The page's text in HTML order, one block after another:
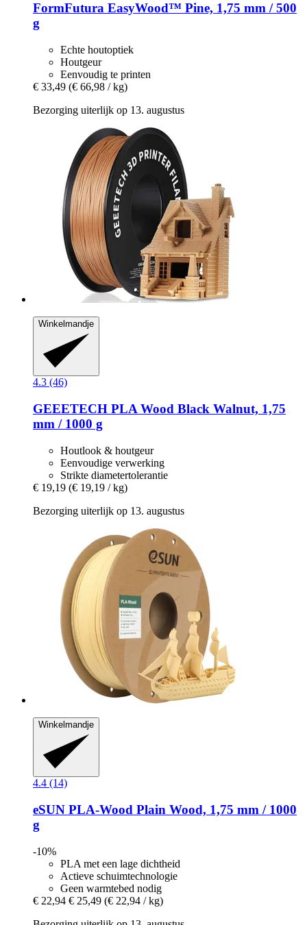
FormFutura EasyWood™ Pine, 1,75 mm / 500
g
Echte houtoptiek
Houtgeur
Eenvoudig te printen
€ 33,49 (€ 66,98 / kg)
Bezorging uiterlijk op 13. augustus
Winkelmandje
4.3 (46)
GEEETECH PLA Wood Black Walnut, 1,75
mm / 1000 g
Houtlook & houtgeur
Eenvoudige verwerking
Strikte diametertolerantie
€ 19,19 (€ 19,19 / kg)
Bezorging uiterlijk op 13. augustus
Winkelmandje
4.4 (14)
eSUN PLA-​Wood Plain Wood, 1,75 mm / 1000
g
-10%
PLA met een lage dichtheid
Actieve schuimtechnologie
Geen warmtebed nodig
€ 22,94 € 25,49 (€ 22,94 / kg)